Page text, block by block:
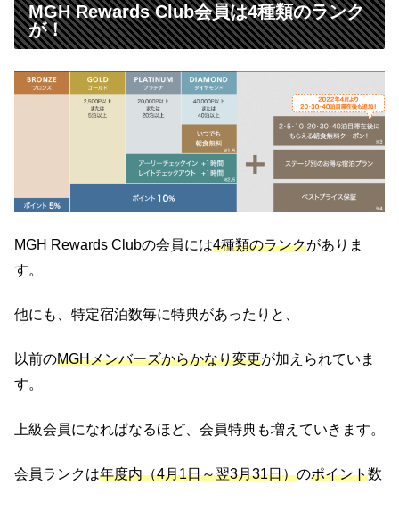
MGH Rewards Club会員は4種類のランク
が！
MGH Rewards Clubの会員には4種類のランクがありま
す。
他にも、特定宿泊数毎に特典があったりと、
以前のMGHメンバーズからかなり変更が加えられていま
す。
上級会員になればなるほど、会員特典も増えていきます。
会員ランクは年度内（4月1日～翌3月31日）のポイント数